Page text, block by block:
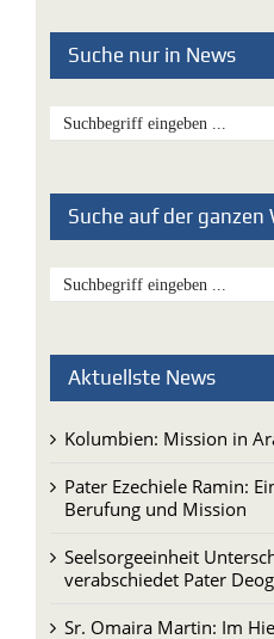
Suche nur in News
Suche auf der ganzen
Aktuellste News
Kolumbien: Mission in
Pater Ezechiele Ramin:
Berufung und Mission
Seelsorgeeinheit
verabschiedet Pater
Sr. Omaira Martin: Im